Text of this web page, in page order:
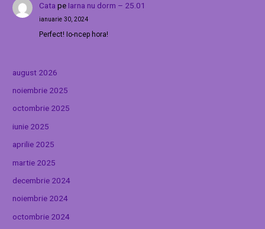
Cata pe Iarna nu dorm – 25.01
ianuarie 30, 2024
Perfect! Io-ncep hora!
august 2026
noiembrie 2025
octombrie 2025
iunie 2025
aprilie 2025
martie 2025
decembrie 2024
noiembrie 2024
octombrie 2024